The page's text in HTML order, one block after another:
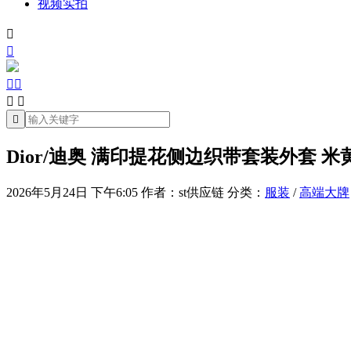
视频实拍


 
 

Dior/迪奥 满印提花侧边织带套装外套 米
2026年5月24日 下午6:05 作者：st供应链 分类： 服装 /高端大牌